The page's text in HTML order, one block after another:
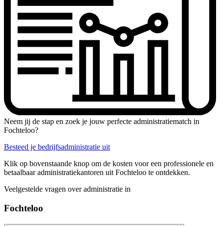
Neem jij de stap en zoek je jouw perfecte administratiematch in
Fochteloo?
Besteed je bedrijfsadministratie uit
Klik op bovenstaande knop om de kosten voor een professionele en
betaalbaar administratiekantoren uit Fochteloo te ontdekken.
Veelgestelde vragen over administratie in
Fochteloo